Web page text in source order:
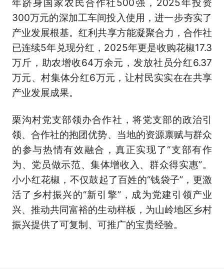
年跻身国家农民合作社500强，2025年投资
300万元的深加工车间投入使用，进一步夯实了
产业发展根基。红利共享方能凝聚合力，合作社
已连续5年兑现分红，2025年更是收购花椒17.3
万斤，助农增收64万余元，发放社员分红6.37
万元、村集体分红6万元，让村民实实在在共享
产业发展成果。
栗沟村党支部领办合作社，将党支部的政治引
领、合作社的抱团优势、当地的资源禀赋与群众
的参与热情有效融合，真正实现了“支部有作
为、党员做示范、集体增收入、群众得实惠”。
小小红花椒，不仅鼓起了百姓的“钱袋子”，更激
活了乡村振兴的“新引擎”，成为党建引领产业
兴、推动共同富裕的生动样板，为山岭地区乡村
振兴提供了可复制、可推广的宝贵经验。